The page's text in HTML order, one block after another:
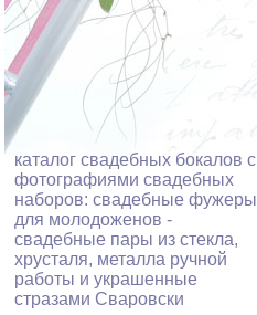
каталог свадебных бокалов с
фотографиями свадебных
наборов: свадебные фужеры
для молодоженов -
свадебные пары из стекла,
хрусталя, металла ручной
работы и украшенные
стразами Сваровски